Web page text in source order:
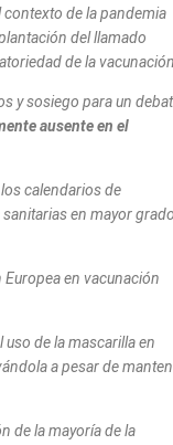
de la pandemia
del llamado
de la
y sosiego para un
ausente en el
calendarios de
en mayor
en vacunación
de la mascarilla en
a pesar de
de la mayoría de la